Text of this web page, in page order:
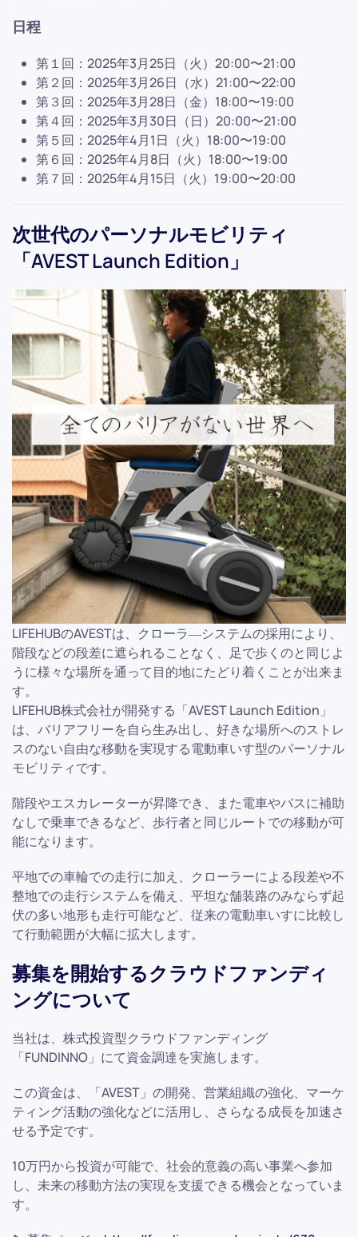
日程
第１回：2025年3月25日（火）20:00〜21:00
第２回：2025年3月26日（水）21:00〜22:00
第３回：2025年3月28日（金）18:00〜19:00
第４回：2025年3月30日（日）20:00〜21:00
第５回：2025年4月1日（火）18:00〜19:00
第６回：2025年4月8日（火）18:00〜19:00
第７回：2025年4月15日（火）19:00〜20:00
次世代のパーソナルモビリティ
「AVEST Launch Edition」
LIFEHUBのAVESTは、クローラ―システムの採用により、
階段などの段差に遮られることなく、足で歩くのと同じよ
うに様々な場所を通って目的地にたどり着くことが出来ま
す。
LIFEHUB株式会社が開発する「AVEST Launch Edition」
は、バリアフリーを自ら生み出し、好きな場所へのストレ
スのない自由な移動を実現する電動車いす型のパーソナル
モビリティです。
階段やエスカレーターが昇降でき、また電車やバスに補助
なしで乗車できるなど、歩行者と同じルートでの移動が可
能になります。
平地での車輪での走行に加え、クローラーによる段差や不
整地での走行システムを備え、平坦な舗装路のみならず起
伏の多い地形も走行可能など、従来の電動車いすに比較し
て行動範囲が大幅に拡大します。
募集を開始するクラウドファンディ
ングについて
当社は、株式投資型クラウドファンディング
「FUNDINNO」にて資金調達を実施します。
この資金は、「AVEST」の開発、営業組織の強化、マーケ
ティング活動の強化などに活用し、さらなる成長を加速さ
せる予定です。
10万円から投資が可能で、社会的意義の高い事業へ参加
し、未来の移動方法の実現を支援できる機会となっていま
す。